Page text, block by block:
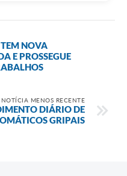
NOVA
E PROSSEGUE
NOTÍCIA MENOS RECENTE
DIÁRIO DE
GRIPAIS